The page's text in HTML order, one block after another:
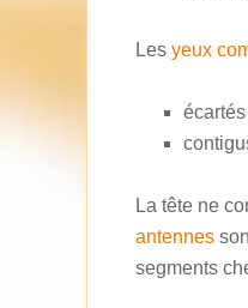
Les yeux
La tête ne
antennes
segments